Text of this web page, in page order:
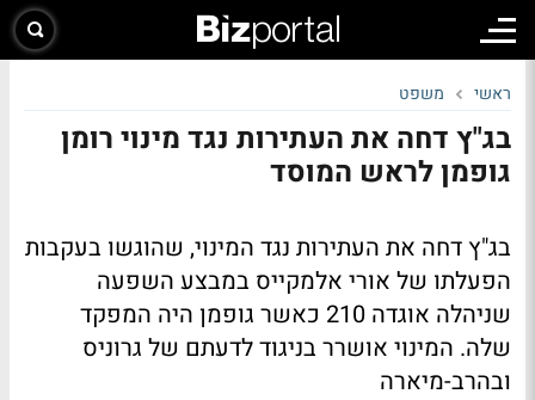
ראשי משפט
בג"ץ דחה את העתירות נגד מינוי רומן
גופמן לראש המוסד
בג"ץ דחה את העתירות נגד המינוי, שהוגשו בעקבות
הפעלתו של אורי אלמקייס במבצע השפעה
שניהלה אוגדה 210 כאשר גופמן היה המפקד
שלה. המינוי אושרר בניגוד לדעתם של גרוניס
ובהרב-מיארה